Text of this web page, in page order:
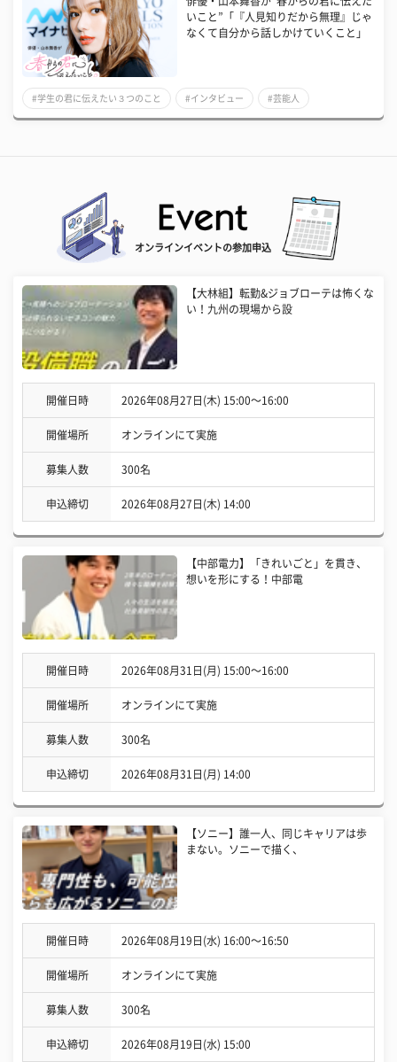
いこと”「『人見知りだから無理』じゃ
なくて自分から話しかけていくこと」
#学生の君に伝えたい３つのこと #インタビュー #芸能人
オンラインイベントの参加申込
【大林組】転勤&ジョブローテは怖くな
い！九州の現場から設
開催日時 2026年08月27日(木) 15:00〜16:00
開催場所 オンラインにて実施
募集人数 300名
申込締切 2026年08月27日(木) 14:00
【中部電力】「きれいごと」を貫き、
想いを形にする！中部電
開催日時 2026年08月31日(月) 15:00〜16:00
開催場所 オンラインにて実施
募集人数 300名
申込締切 2026年08月31日(月) 14:00
【ソニー】誰一人、同じキャリアは歩
まない。ソニーで描く、
開催日時 2026年08月19日(水) 16:00〜16:50
開催場所 オンラインにて実施
募集人数 300名
申込締切 2026年08月19日(水) 15:00